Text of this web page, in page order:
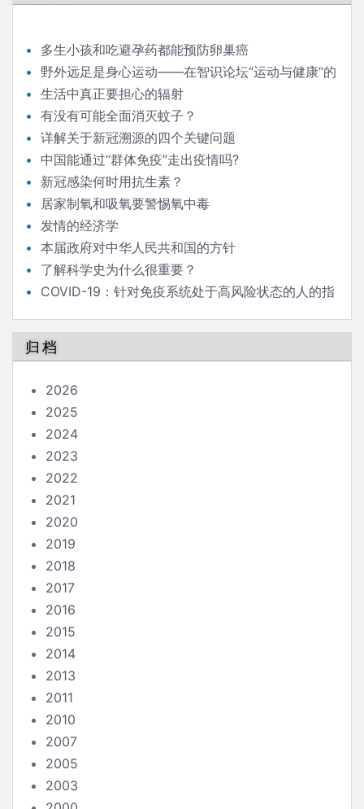
多生小孩和吃避孕药都能预防卵巢癌
野外远足是身心运动——在智识论坛“运动与健康”的
发言生活中真正要担心的辐射
有没有可能全面消灭蚊子？
详解关于新冠溯源的四个关键问题
中国能通过“群体免疫”走出疫情吗?
新冠感染何时用抗生素？
居家制氧和吸氧要警惕氧中毒
发情的经济学
本届政府对中华人民共和国的方针
了解科学史为什么很重要？
COVID-19：针对免疫系统处于高风险状态的人的指
归档
2026
2025
2024
2023
2022
2021
2020
2019
2018
2017
2016
2015
2014
2013
2011
2010
2007
2005
2003